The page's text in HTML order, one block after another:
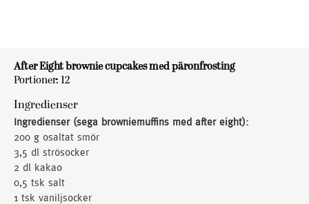
After Eight brownie cupcakes med päronfrosting
Portioner: 12
Ingredienser
Ingredienser (sega browniemuffins med after eight):
200 g osaltat smör
3,5 dl strösocker
2 dl kakao
0,5 tsk salt
1 tsk vaniljsocker